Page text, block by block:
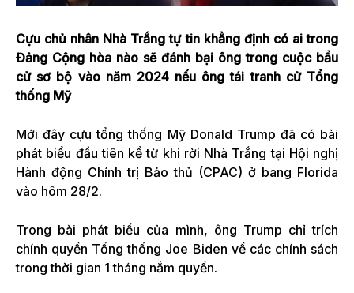
Cựu chủ nhân Nhà Trắng tự tin khẳng định có ai trong
Đảng Cộng hòa nào sẽ đánh bại ông trong cuộc bầu
cử sơ bộ vào năm 2024 nếu ông tái tranh cử Tổng
thống Mỹ
Mới đây cựu tổng thống Mỹ Donald Trump đã có bài
phát biểu đầu tiên kể từ khi rời Nhà Trắng tại Hội nghị
Hành động Chính trị Bảo thủ (CPAC) ở bang Florida
vào hôm 28/2.
Trong bài phát biểu của mình, ông Trump chỉ trích
chính quyền Tổng thống Joe Biden về các chính sách
trong thời gian 1 tháng nắm quyền.